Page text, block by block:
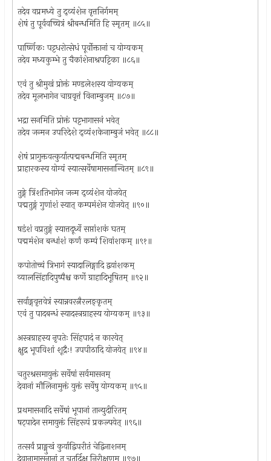
तदेव वप्रमध्ये तु द्व्यंशेन वृत्तनिर्गमम्
शेषं तु पूर्ववच्चित्रं श्रीबन्धमिति हि स्मृतम् ॥८५॥
पार्ष्णिकः पट्टधरोत्सेधं पूर्वोक्तानां च योग्यकम्
तदेव मध्यकुम्भे तु चैकांशेनाश्रपट्टिका ॥८६॥
एवं तु श्रीमुखं प्रोक्तं मण्डलेशस्य योग्यकम्
तदेव मूलभागेन चाग्रवृत्तं विनाम्बुजम् ॥८७॥
भद्रा सनमिति प्रोक्तं पट्टभागासनं भवेत्
तदेव जन्मन उपरिदेशे द्व्यंशकेनाम्बुजं भवेत् ॥८८॥
शेषं प्रागुक्तवत्कुर्यात्पद्मबन्धमिति स्मृतम्
प्राहारकस्य योग्यं स्यात्सर्वेषामासनान्वितम् ॥८९॥
तुङ्गे त्रिंशतिभागेन जन्म द्व्यंशेन योजयेत्
पद्मतुङ्गं गुणांशं स्यात् कम्पमंशेन योजयेत् ॥९०॥
षडंशं वप्रतुङ्गं स्यात्तदूर्ध्वे सप्तांशकं घतम्
पद्ममंशेन बन्धांशं कर्णं कम्पं शिवांशकम् ॥९१॥
कपोतोच्चं त्रिभागं स्यादालिङ्गादि द्वयांशकम्
व्यालसिंहादिपुष्पैश्च कर्णे ग्राहादिभूषितम् ॥९२॥
सर्वाङ्गवृत्तवेत्रं स्यान्नवरत्नैरलङ्कृतम्
एवं तु पादबन्धं स्यादस्त्रग्राहस्य योग्यकम् ॥९३॥
अस्त्रग्राहस्य नृपतेः सिंहपादं न कारयेत्
क्षुद्र भूपविशां शूद्रैः! उपपीठादि योजयेत् ॥९४॥
चतुरश्रसमायुक्तं सर्वेषां सर्वमासनम्
देवानां मौलिनामुक्तं युक्तं सर्वेषु योग्यकम् ॥९५॥
प्रथमासनादि सर्वेषां भूपानां तान्युदीरितम्
षट्पादेन समायुक्तं सिंहरूपं प्रकल्पयेत् ॥९६॥
तत्सर्वं प्राङ्मुखं कुर्याद्विपरीतं चेद्विनाशनम्